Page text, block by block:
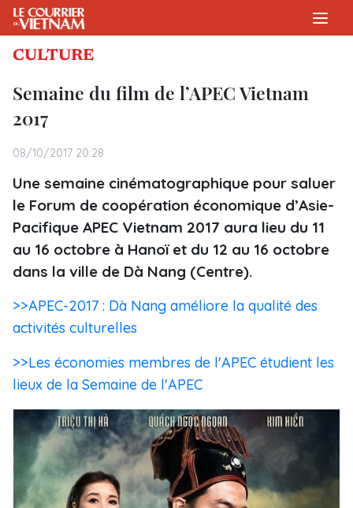
CULTURE
Semaine du film de l’APEC Vietnam
2017
08/10/2017 20:28
Une semaine cinématographique pour saluer
le Forum de coopération économique d’Asie-
Pacifique APEC Vietnam 2017 aura lieu du 11
au 16 octobre à Hanoï et du 12 au 16 octobre
dans la ville de Dà Nang (Centre).
>>APEC-2017 : Dà Nang améliore la qualité des
activités culturelles
>>Les économies membres de l'APEC étudient les
lieux de la Semaine de l'APEC